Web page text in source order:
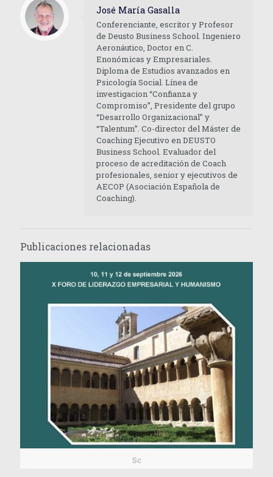
José María Gasalla
Conferenciante, escritor y Profesor
de Deusto Business School. Ingeniero
Aeronáutico, Doctor en C.
Enonómicas y Empresariales.
Diploma de Estudios avanzados en
Psicología Social. Línea de
investigacion “Confianza y
Compromiso”, Presidente del grupo
“Desarrollo Organizacional” y
“Talentum”. Co-director del Máster de
Coaching Ejecutivo en DEUSTO
Business School. Evaluador del
proceso de acreditación de Coach
profesionales, senior y ejecutivos de
AECOP (Asociación Española de
Coaching).
Publicaciones relacionadas
Sc